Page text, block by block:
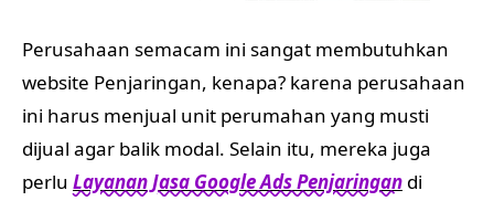
Perusahaan semacam ini sangat membutuhkan
website Penjaringan, kenapa? karena perusahaan
ini harus menjual unit perumahan yang musti
dijual agar balik modal. Selain itu, mereka juga
perlu Layanan Jasa Google Ads Penjaringan di